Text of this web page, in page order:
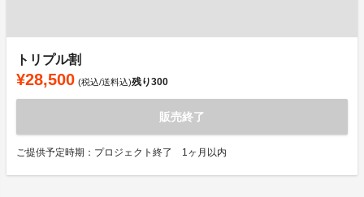
トリプル割
¥28,500 (税込/送料込)残り300
販売終了
ご提供予定時期：プロジェクト終了 1ヶ月以内